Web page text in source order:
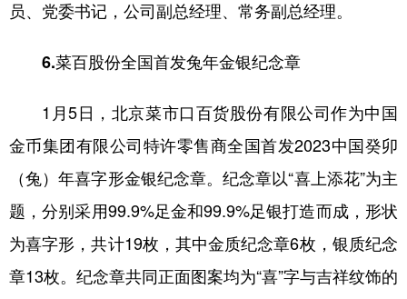
员、党委书记，公司副总经理、常务副总经理。
6.菜百股份全国首发兔年金银纪念章
1月5日，北京菜市口百货股份有限公司作为中国
金币集团有限公司特许零售商全国首发2023中国癸卯
（兔）年喜字形金银纪念章。纪念章以“喜上添花”为主
题，分别采用99.9%足金和99.9%足银打造而成，形状
为喜字形，共计19枚，其中金质纪念章6枚，银质纪念
章13枚。纪念章共同正面图案均为“喜”字与吉祥纹饰的